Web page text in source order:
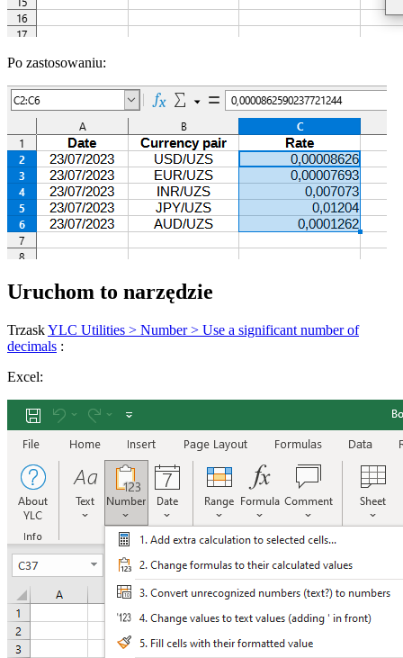
Po zastosowaniu:
Uruchom to narzędzie
TrzaskYLC Utilities > Number > Use a significant number of
decimals :
Excel: